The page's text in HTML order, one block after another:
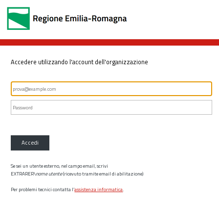
Accedere utilizzando l'account dell'organizzazione
Accedi
Se sei un utente esterno, nel campo email, scrivi
EXTRARER\nome utente(ricevuto tramite email di abilitazione)
Per problemi tecnici contatta l’assistenza informatica.